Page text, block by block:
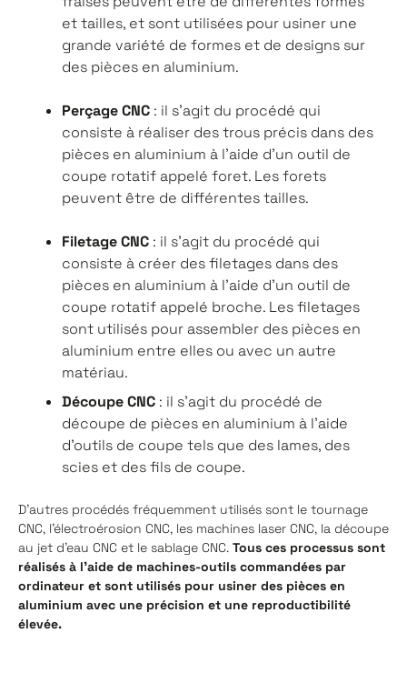
et tailles, et sont utilisées pour usiner une
grande variété de formes et de designs sur
des pièces en aluminium.
Perçage CNC : il s’agit du procédé qui
consiste à réaliser des trous précis dans des
pièces en aluminium à l'aide d'un outil de
coupe rotatif appelé foret. Les forets
peuvent être de différentes tailles.
Filetage CNC : il s'agit du procédé qui
consiste à créer des filetages dans des
pièces en aluminium à l'aide d'un outil de
coupe rotatif appelé broche. Les filetages
sont utilisés pour assembler des pièces en
aluminium entre elles ou avec un autre
matériau.
Découpe CNC : il s'agit du procédé de
découpe de pièces en aluminium à l'aide
d'outils de coupe tels que des lames, des
scies et des fils de coupe.
D'autres procédés fréquemment utilisés sont le tournage
CNC, l'électroérosion CNC, les machines laser CNC, la découpe
au jet d'eau CNC et le sablage CNC. Tous ces processus sont
réalisés à l'aide de machines-outils commandées par
ordinateur et sont utilisés pour usiner des pièces en
aluminium avec une précision et une reproductibilité
élevée.